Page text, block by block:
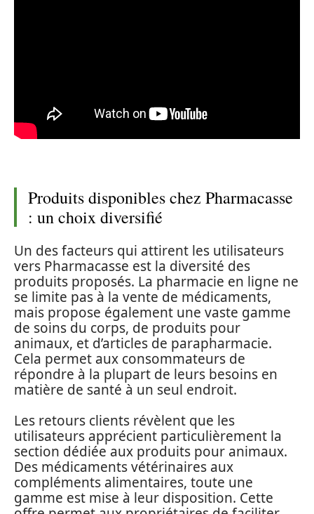
Produits disponibles chez Pharmacasse
: un choix diversifié
Un des facteurs qui attirent les utilisateurs
vers Pharmacasse est la diversité des
produits proposés. La pharmacie en ligne ne
se limite pas à la vente de médicaments,
mais propose également une vaste gamme
de soins du corps, de produits pour
animaux, et d’articles de parapharmacie.
Cela permet aux consommateurs de
répondre à la plupart de leurs besoins en
matière de santé à un seul endroit.
Les retours clients révèlent que les
utilisateurs apprécient particulièrement la
section dédiée aux produits pour animaux.
Des médicaments vétérinaires aux
compléments alimentaires, toute une
gamme est mise à leur disposition. Cette